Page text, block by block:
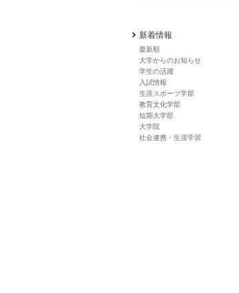
新着情報
最新順
大学からのお知らせ
学生の活躍
入試情報
生涯スポーツ学部
教育文化学部
短期大学部
大学院
社会連携・生涯学習